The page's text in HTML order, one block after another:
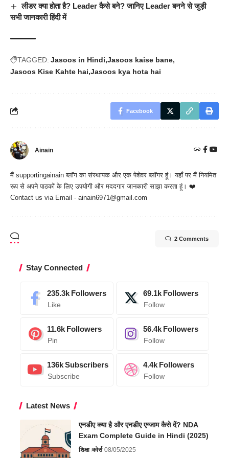
लीडर क्या होता है? Leader कैसे बने? जानिए Leader बनने से जुड़ी
सभी जानकारी हिंदी में
TAGGED: Jasoos in Hindi Jasoos kaise bane
Jasoos Kise Kahte hai Jasoos kya hota hai
Facebook
Ainain
मैं supportingainain ब्लॉग का संस्थापक और एक पेशेवर ब्लॉगर हूं। यहाँ पर मैं नियमित
रूप से अपने पाठकों के लिए उपयोगी और मददगार जानकारी साझा करता हूं। ❤️
Contact us via Email - ainain6971@gmail.com
2 Comments
Stay Connected
235.3k Followers
Like
69.1k Followers
Follow
11.6k Followers
Pin
56.4k Followers
Follow
136kSubscribers
Subscribe
4.4k Followers
Follow
Latest News
एनडीए क्या है और एनडीए एग्जाम कैसे दें? NDA
Exam Complete Guide in Hindi (2025)
शिक्षा कोर्स 08/05/2025